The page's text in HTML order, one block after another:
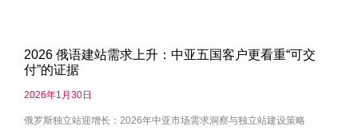
2026 俄语建站需求上升：中亚五国客户更看重“可交
付”的证据
2026年1月30日
俄罗斯独立站迎增长：2026年中亚市场需求洞察与独立站建设策略